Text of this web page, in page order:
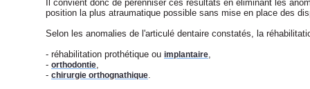
Il convient donc de pérenniser ces résultats en éliminant les
position la plus atraumatique possible sans mise en place des
Selon les anomalies de l'articulé dentaire constatés, la
- réhabilitation prothétique ou implantaire
- orthodontie
- chirurgie orthognathique